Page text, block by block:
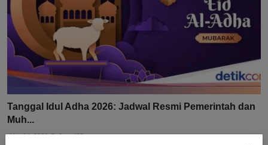
Tanggal Idul Adha 2026: Jadwal Resmi Pemerintah dan
Muh...
Mar 24, 2026 0 405